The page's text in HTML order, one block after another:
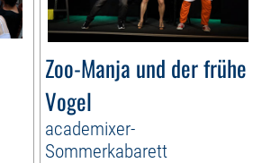
Zoo-Manja und der frühe
Vogel
academixer-
Sommerkabarett